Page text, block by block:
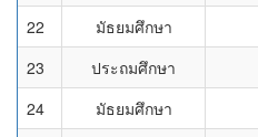
22
มัธยมศึกษา
23
ประถมศึกษา
24
มัธยมศึกษา